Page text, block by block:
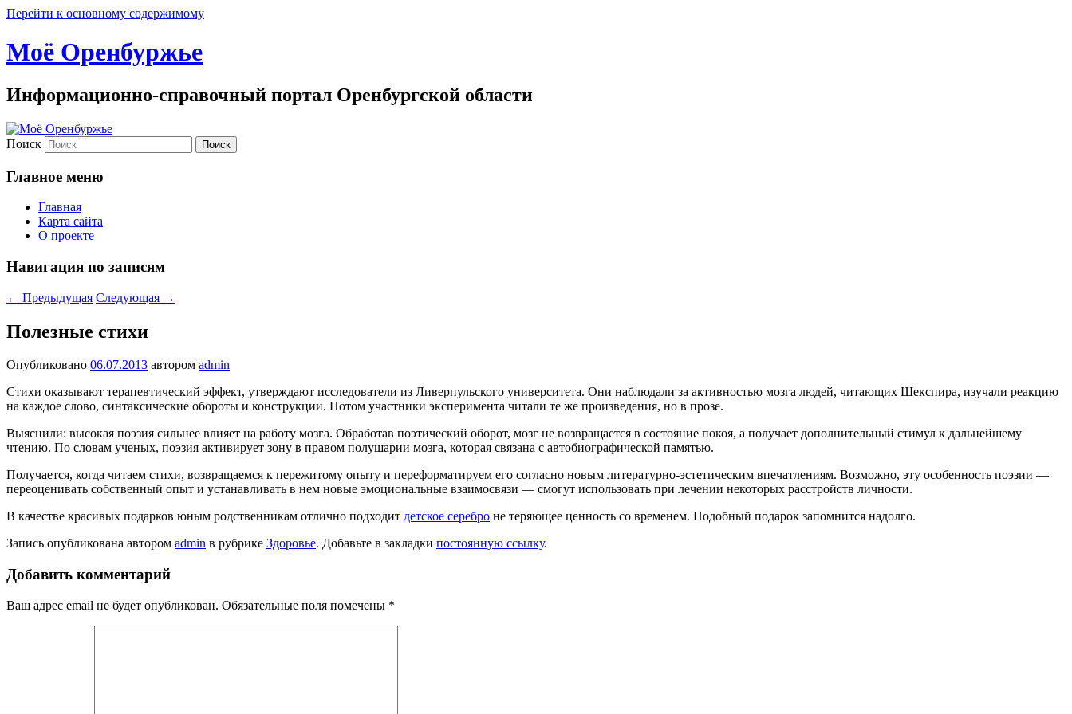
Перейти к основному содержимому
Моё Оренбуржье
Информационно-справочный портал Оренбургской области
Поиск
Главное меню
Главная
Карта сайта
О проекте
Навигация по записям
← Предыдущая Следующая →
Полезные стихи
Опубликовано 06.07.2013 автором admin
Стихи оказывают терапевтический эффект, утверждают исследователи из Ливерпульского университета. Они наблюдали за активностью мозга людей, читающих Шекспира, изучали реакцию
на каждое слово, синтаксические обороты и конструкции. Потом участники эксперимента читали те же произведения, но в прозе.
Выяснили: высокая поэзия сильнее влияет на работу мозга. Обработав поэтический оборот, мозг не возвращается в состояние покоя, а получает дополнительный стимул к дальнейшему
чтению. По словам ученых, поэзия активирует зону в правом полушарии мозга, которая связана с автобиографической памятью.
Получается, когда читаем стихи, возвращаемся к пережитому опыту и переформатируем его согласно новым литературно-эстетическим впечатлениям. Возможно, эту особенность поэзии —
переоценивать собственный опыт и устанавливать в нем новые эмоциональные взаимосвязи — смогут использовать при лечении некоторых расстройств личности.
В качестве красивых подарков юным родственникам отлично подходит детское серебро не теряющее ценность со временем. Подобный подарок запомнится надолго.
Запись опубликована автором admin в рубрике Здоровье. Добавьте в закладки постоянную ссылку.
Добавить комментарий
Ваш адрес email не будет опубликован. Обязательные поля помечены *